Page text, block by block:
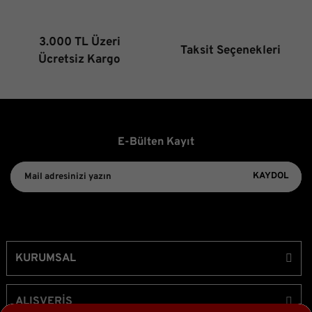
3.000 TL Üzeri
Ücretsiz Kargo
Taksit Seçenekleri
E-Bülten Kayıt
KAYDOL
KURUMSAL
ALIŞVERİŞ